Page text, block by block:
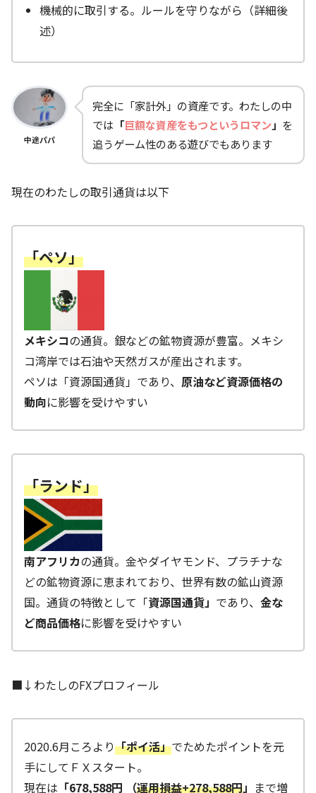
機械的に取引する。ルールを守りながら（詳細後
述）
中途パパ
完全に「家計外」の資産です。わたしの中
では 「巨額な資産をもつというロマン 」 を
追うゲーム性のある遊びでもあります
現在のわたしの取引通貨は以下
「ペソ」
メキシコの通貨。銀などの鉱物資源が豊富。メキシ
コ湾岸では石油や天然ガスが産出されます。
ペソは「資源国通貨」であり、 原油など資源価格の
動向に影響を受けやすい
「ランド」
南アフリカの通貨。金やダイヤモンド、プラチナな
どの鉱物資源に恵まれており、世界有数の鉱山資源
国。通貨の特徴として「資源国通貨」 であり、 金な
ど商品価格に影響を受けやすい
■↓わたしのFXプロフィール
2020.6月ころより「ポイ活」でためたポイントを元
手にしてＦＸスタート。
現在は 「678,588円 （運用損益+278,588円」 まで増